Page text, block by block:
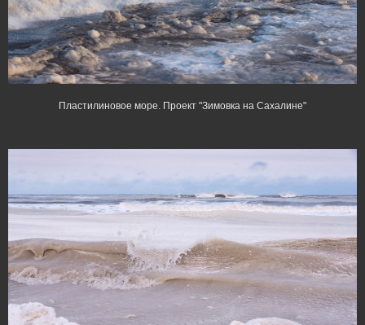
Пластилиновое море. Проект "Зимовка на Сахалине"